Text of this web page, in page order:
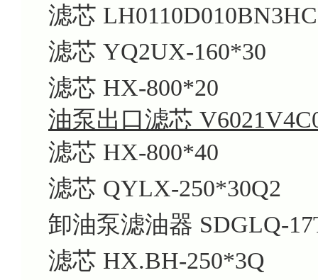
滤芯 LH0110D010BN3HC
滤芯 YQ2UX-160*30
滤芯 HX-800*20
油泵出口滤芯
滤芯 HX-800*40
滤芯 QYLX-250*30Q2
卸油泵滤油器 SDGLQ-
滤芯 HX.BH-250*3Q